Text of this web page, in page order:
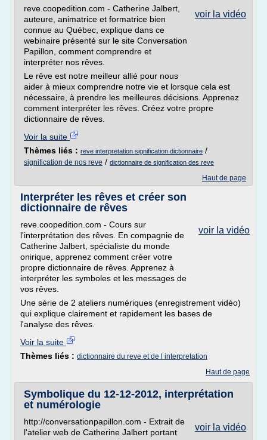
voir la vidéo
reve.coopedition.com - Catherine Jalbert,
auteure, animatrice et formatrice bien
connue au Québec, explique dans ce
webinaire présenté sur le site Conversation
Papillon, comment comprendre et
interpréter nos rêves.
Le rêve est notre meilleur allié pour nous
aider à mieux comprendre notre vie et lorsque cela est
nécessaire, à prendre les meilleures décisions. Apprenez
comment interpréter les rêves. Créez votre propre
dictionnaire de rêves.
Voir la suite
Thèmes liés : reve interpretation signification dictionnaire /
signification de nos reve / dictionnaire de signification des reve
Haut de page
Interpréter les rêves et créer son
dictionnaire de rêves
voir la vidéo
reve.coopedition.com - Cours sur
l'interprétation des rêves. En compagnie de
Catherine Jalbert, spécialiste du monde
onirique, apprenez comment créer votre
propre dictionnaire de rêves. Apprenez à
interpréter les symboles et les messages de
vos rêves.
Une série de 2 ateliers numériques (enregistrement vidéo)
qui explique clairement et rapidement les bases de
l'analyse des rêves.
Voir la suite
Thèmes liés : dictionnaire du reve et de l interpretation
Haut de page
Symbolique du 12-12-2012, interprétation
et numérologie
voir la vidéo
http://conversationpapillon.com - Extrait de
l'atelier web de Catherine Jalbert portant